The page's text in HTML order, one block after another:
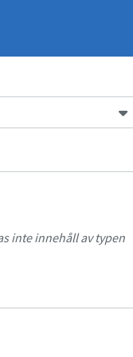
inte innehåll av typen